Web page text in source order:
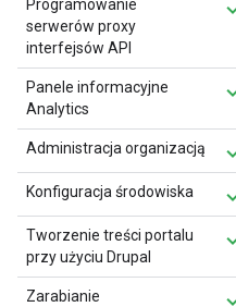
Programowanie
serwerów proxy
interfejsów API
Panele informacyjne
Analytics
Administracja organizacją
Konfiguracja środowiska
Tworzenie treści portalu
przy użyciu Drupal
Zarabianie